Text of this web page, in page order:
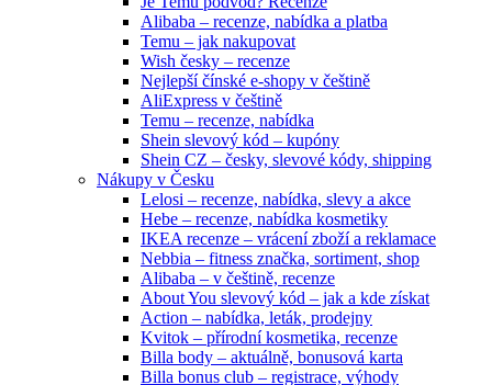
Alibaba – recenze, nabídka a platba
Temu – jak nakupovat
Wish česky – recenze
Nejlepší čínské e-shopy v češtině
AliExpress v češtině
Temu – recenze, nabídka
Shein slevový kód – kupóny
Shein CZ – česky, slevové kódy, shipping
Nákupy v Česku
Lelosi – recenze, nabídka, slevy a akce
Hebe – recenze, nabídka kosmetiky
IKEA recenze – vrácení zboží a reklamace
Nebbia – fitness značka, sortiment, shop
Alibaba – v češtině, recenze
About You slevový kód – jak a kde získat
Action – nabídka, leták, prodejny
Kvitok – přírodní kosmetika, recenze
Billa body – aktuálně, bonusová karta
Billa bonus club – registrace, výhody